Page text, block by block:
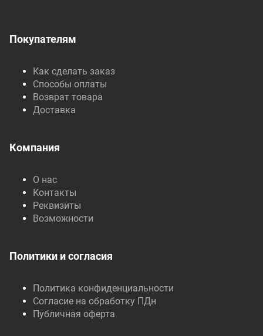
Покупателям
Как сделать заказ
Способы оплаты
Возврат товара
Доставка
Компания
О нас
Контакты
Реквизиты
Возможности
Политики и согласия
Политика конфиденциальности
Согласие на обработку ПДн
Публичная оферта